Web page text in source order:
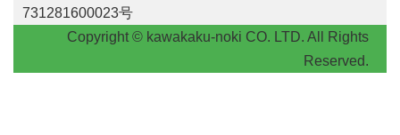
731281600023号
Copyright © kawakaku-noki CO. LTD. All Rights
Reserved.